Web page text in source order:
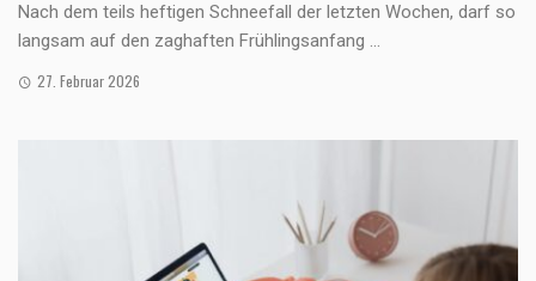
Nach dem teils heftigen Schneefall der letzten Wochen, darf so
langsam auf den zaghaften Frühlingsanfang ...
27. Februar 2026